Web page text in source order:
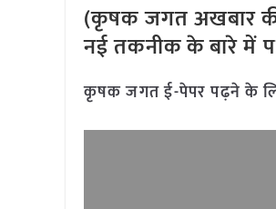
(कृषक जगत अखबार
नई तकनीक के बारे में
कृषक जगत ई-पेपर पढ़ने के